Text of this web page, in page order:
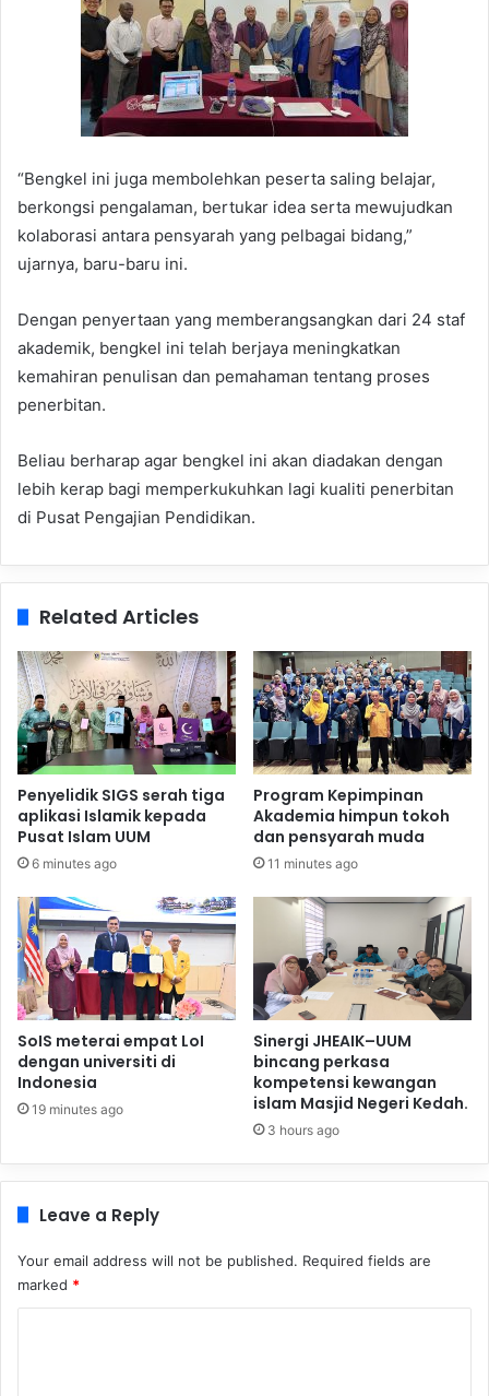
“Bengkel ini juga membolehkan peserta saling belajar,
berkongsi pengalaman, bertukar idea serta mewujudkan
kolaborasi antara pensyarah yang pelbagai bidang,”
ujarnya, baru-baru ini.
Dengan penyertaan yang memberangsangkan dari 24 staf
akademik, bengkel ini telah berjaya meningkatkan
kemahiran penulisan dan pemahaman tentang proses
penerbitan.
Beliau berharap agar bengkel ini akan diadakan dengan
lebih kerap bagi memperkukuhkan lagi kualiti penerbitan
di Pusat Pengajian Pendidikan.
Related Articles
Penyelidik SIGS serah tiga
aplikasi Islamik kepada
Pusat Islam UUM
6 minutes ago
Program Kepimpinan
Akademia himpun tokoh
dan pensyarah muda
11 minutes ago
SoIS meterai empat LoI
dengan universiti di
Indonesia
19 minutes ago
Sinergi JHEAIK–UUM
bincang perkasa
kompetensi kewangan
islam Masjid Negeri Kedah.
3 hours ago
Leave a Reply
Your email address will not be published. Required fields are
marked *